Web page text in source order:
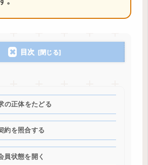
目次
の正体をたどる
約を照合する
員状態を開く